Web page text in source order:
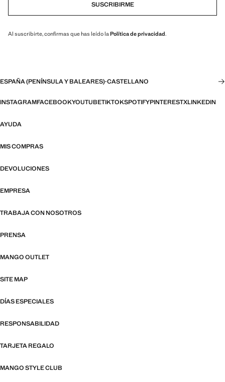
SUSCRIBIRME
Al suscribirte, confirmas que has leído laPolítica de privacidad.
ESPAÑA (PENÍNSULA Y BALEARES)·CASTELLANO
INSTAGRAMFACEBOOKYOUTUBETIKTOKSPOTIFYPINTERESTXLINKEDIN
AYUDA
MIS COMPRAS
DEVOLUCIONES
EMPRESA
TRABAJA CON NOSOTROS
PRENSA
MANGO OUTLET
SITE MAP
DÍAS ESPECIALES
RESPONSABILIDAD
TARJETA REGALO
MANGO STYLE CLUB